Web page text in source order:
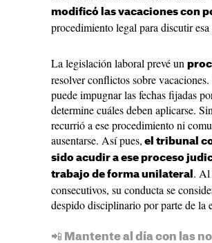
modificó las vacaciones con
procedimiento legal para discutir
La legislación laboral prevé un
resolver conflictos sobre
puede impugnar las fechas fijadas
determine cuáles deben aplicarse.
recurrió a ese procedimiento ni
ausentarse. Así pues, el tribunal
sido acudir a ese proceso
trabajo de forma unilateral . Al
consecutivos, su conducta se
despido disciplinario por parte de la
📲 Mantente al día con las